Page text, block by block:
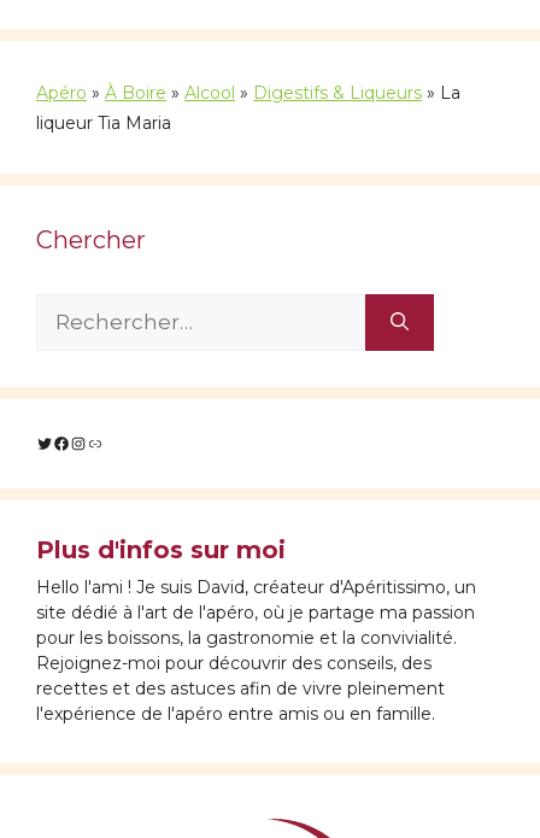
Apéro » À Boire » Alcool » Digestifs & Liqueurs » La
liqueur Tia Maria
Chercher
Twitter
Facebook
Instagram
Lien
Plus d'infos sur moi
Hello l'ami ! Je suis David, créateur d'Apéritissimo, un
site dédié à l'art de l'apéro, où je partage ma passion
pour les boissons, la gastronomie et la convivialité.
Rejoignez-moi pour découvrir des conseils, des
recettes et des astuces afin de vivre pleinement
l'expérience de l'apéro entre amis ou en famille.